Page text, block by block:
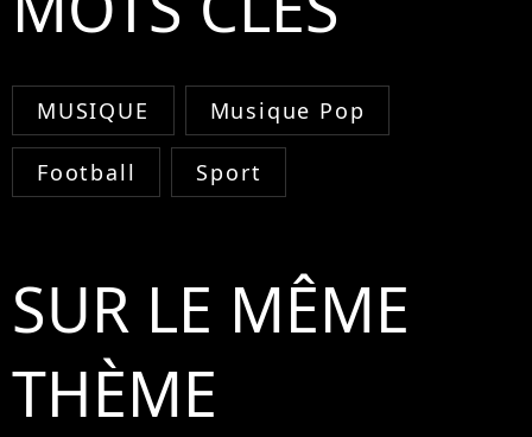
MUSIQUE Musique Pop
Football Sport
SUR LE MÊME
THÈME